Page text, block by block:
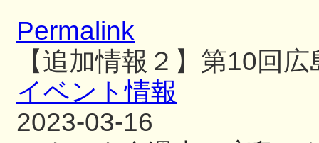
Permalink
【追加情報２】第10回
イベント情報
2023-03-16